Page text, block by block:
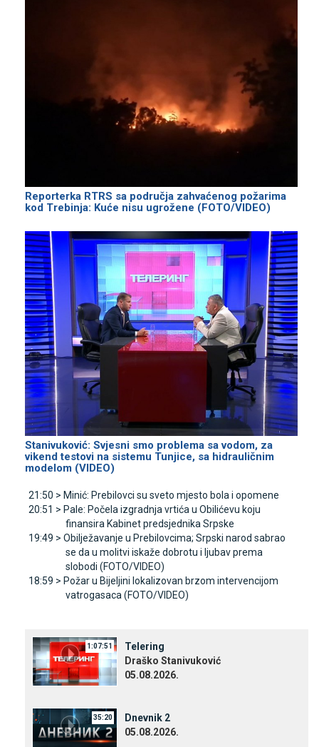
Reporterka RTRS sa područja zahvaćenog požarima
kod Trebinja: Kuće nisu ugrožene (FOTO/VIDEO)
Stanivuković: Svjesni smo problema sa vodom, za
vikend testovi na sistemu Tunjice, sa hidrauličnim
modelom (VIDEO)
21:50 > Minić: Prebilovci su sveto mjesto bola i opomene
20:51 > Pale: Počela izgradnja vrtića u Obilićevu koju
finansira Kabinet predsjednika Srpske
19:49 > Obilježavanje u Prebilovcima; Srpski narod sabrao
se da u molitvi iskaže dobrotu i ljubav prema
slobodi (FOTO/VIDEO)
18:59 > Požar u Bijeljini lokalizovan brzom intervencijom
vatrogasaca (FOTO/VIDEO)
1:07:51
Telering
Draško Stanivuković
05.08.2026.
35:20
Dnevnik 2
05.08.2026.